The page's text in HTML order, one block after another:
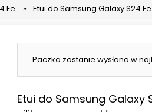
Fe » Etui do Samsung Galaxy S24 Fe
Paczka zostanie wysłana w
Etui do Samsung Galaxy